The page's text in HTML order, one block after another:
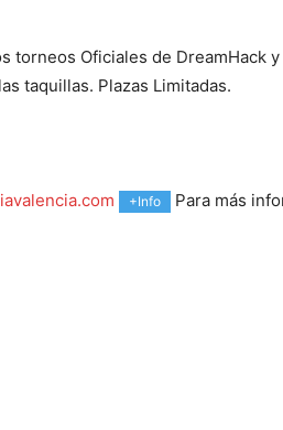
Oficiales de DreamHack
taquillas. Plazas Limitadas.
+Info
Para más